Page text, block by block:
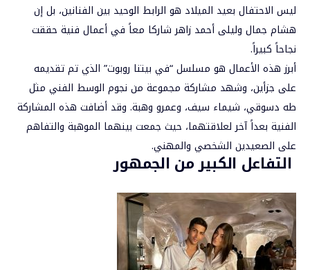
ليس الاحتفال بعيد الميلاد هو الرابط الوحيد بين الفنانين، بل إن
هشام جمال وليلى أحمد زاهر شاركا معاً في أعمال فنية حققت
نجاحاً كبيراً.
أبرز هذه الأعمال هو مسلسل “في بيتنا روبوت” الذي تم تقديمه
على جزأين، وشهد مشاركة مجموعة من نجوم الوسط الفني مثل
طه دسوقي، شيماء سيف، وعمرو وهبة. وقد أضافت هذه المشاركة
الفنية بعداً آخر لعلاقتهما، حيث جمعت بينهما الموهبة والتفاهم
على الصعيدين الشخصي والمهني.
التفاعل الكبير من الجمهور